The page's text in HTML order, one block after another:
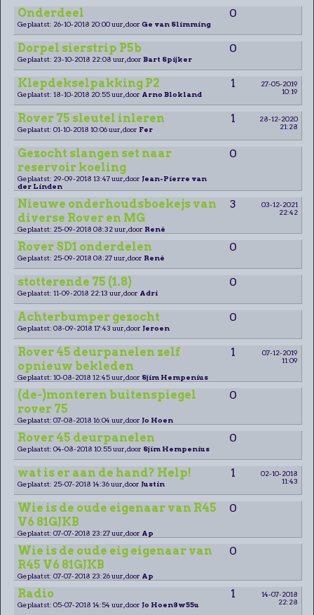
Onderdeel 0
Geplaatst: 26-10-2018 20:00 uur, door Ge van Slimming
Dorpel sierstrip P5b 0
Geplaatst: 23-10-2018 22:08 uur, door Bart Spijker
Klepdekselpakking P2 1
27-05-2019
10:19
Geplaatst: 18-10-2018 20:55 uur, door Arno Blokland
Rover 75 sleutel inleren 1
28-12-2020
21:28
Geplaatst: 01-10-2018 10:06 uur, door Fer
Gezocht slangen set naar
reservoir koeling
0
Geplaatst: 29-09-2018 13:47 uur, door Jean-Pierre van
der Linden
Nieuwe onderhoudsboekejs van
diverse Rover en MG
3
03-12-2021
22:42
Geplaatst: 25-09-2018 08:32 uur, door René
Rover SD1 onderdelen 0
Geplaatst: 25-09-2018 08:27 uur, door René
stotterende 75 (1.8) 0
Geplaatst: 11-09-2018 22:13 uur, door Adri
Achterbumper gezocht 0
Geplaatst: 08-09-2018 17:43 uur, door Jeroen
Rover 45 deurpanelen zelf
opnieuw bekleden
1
07-12-2019
11:09
Geplaatst: 10-08-2018 12:45 uur, door Sjim Hempenius
(de-)monteren buitenspiegel
rover 75
0
Geplaatst: 07-08-2018 16:04 uur, door Jo Hoen
Rover 45 deurpanelen 0
Geplaatst: 04-08-2018 10:55 uur, door Sjim Hempenius
wat is er aan de hand? Help! 1
02-10-2018
11:43
Geplaatst: 25-07-2018 14:36 uur, door Justin
Wie is de oude eigenaar van R45
V6 81GJKB
0
Geplaatst: 07-07-2018 23:27 uur, door Ap
Wie is de oude eig eigenaar van
R45 V6 81GJKB
0
Geplaatst: 07-07-2018 23:26 uur, door Ap
Radio 1
14-07-2018
22:28
Geplaatst: 05-07-2018 14:54 uur, door Jo Hoen8w55u